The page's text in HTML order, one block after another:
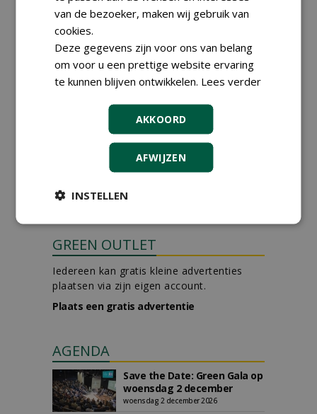
Hoofdgreenkeeper (m/v)
groepRotterdam
30-07-2026
Teamleider Kwekerij &
groep Groen Xtra
30-07-2026
Adviseur openbaar groen,
sportvelden & golfbanen bij
Vos Capelle
meer Groene Banen
GREEN OUTLET
Iedereen kan gratis kleine advertenties
plaatsen via zijn eigen account.
Plaats een gratis advertentie
AGENDA
Save the Date: Green Gala op
woensdag 2 december
woensdag 2 december 2026
van de bezoeker, maken wij gebruik van
cookies.
Deze gegevens zijn voor ons van belang
om voor u een prettige website ervaring
te kunnen blijven ontwikkelen. Lees verder
AKKOORD
AFWIJZEN
INSTELLEN